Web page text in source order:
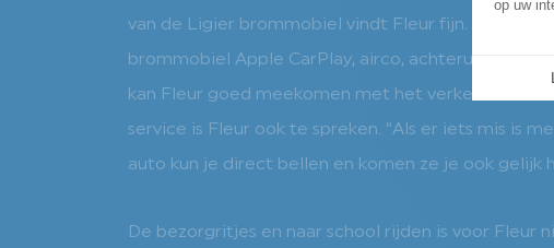
van de Ligier brommobiel vindt Fleur fijn. Zo heeft
brommobiel Apple CarPlay, airco,
kan Fleur goed meekomen met het verkeer. Over
service is Fleur ook te spreken. “Als er iets mis is
auto kun je direct bellen en komen ze je ook gelijk
De bezorgritjes en naar school rijden is voor Fleur